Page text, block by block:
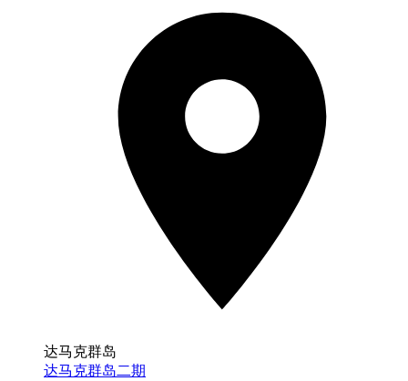
达马克群岛
达马克群岛二期